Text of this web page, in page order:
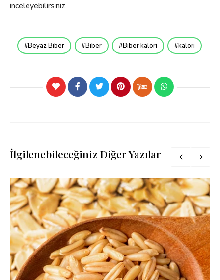
inceleyebilirsiniz.
Beyaz Biber Biber Biber kalori kalori
İlgilenebileceğiniz Diğer Yazılar